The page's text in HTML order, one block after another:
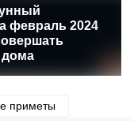
февраль 2024
дома
приметы